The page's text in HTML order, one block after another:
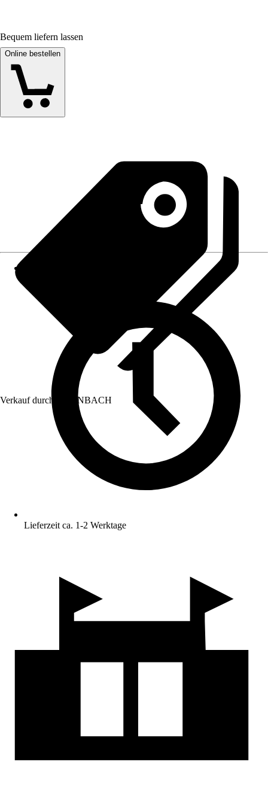
Bequem liefern lassen
Online bestellen
Verkauf durch: HORNBACH
Lieferzeit ca. 1-2 Werktage